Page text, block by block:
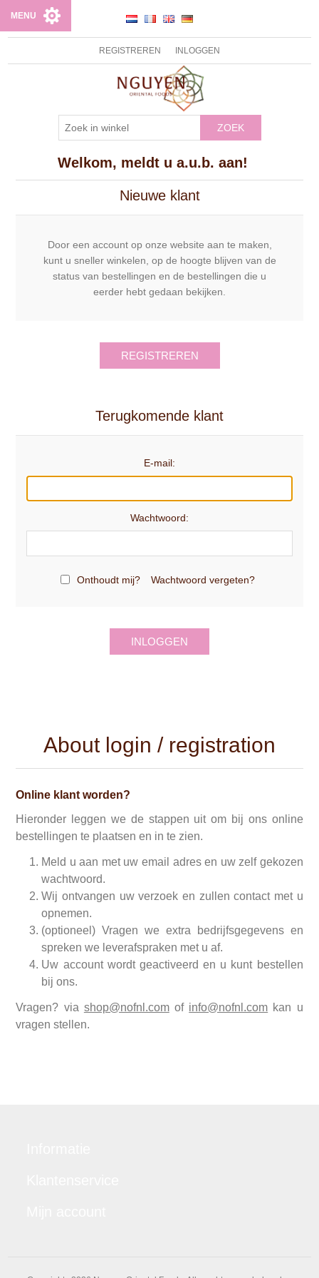
REGISTREREN INLOGGEN
ZOEK
MENU
Welkom, meldt u a.u.b. aan!
Nieuwe klant
Door een account op onze website aan te maken,
kunt u sneller winkelen, op de hoogte blijven van de
status van bestellingen en de bestellingen die u
eerder hebt gedaan bekijken.
REGISTREREN
Terugkomende klant
E-mail:
Wachtwoord:
Onthoudt mij? Wachtwoord vergeten?
INLOGGEN
About login / registration
Online klant worden?
Hieronder leggen we de stappen uit om bij ons online
bestellingen te plaatsen en in te zien.
Meld u aan met uw email adres en uw zelf gekozen
wachtwoord.
Wij ontvangen uw verzoek en zullen contact met u
opnemen.
(optioneel) Vragen we extra bedrijfsgegevens en
spreken we leverafspraken met u af.
Uw account wordt geactiveerd en u kunt bestellen
bij ons.
Vragen? via shop@nofnl.comof info@nofnl.com kan u
vragen stellen.